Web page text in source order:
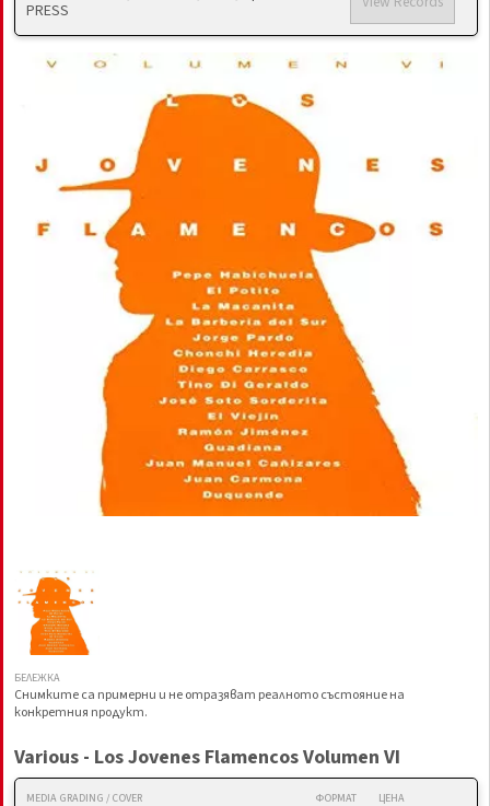
PRESS
БЕЛЕЖКА
Снимките са примерни и не отразяват реалното състояние на
конкретния продукт.
Various - Los Jovenes Flamencos Volumen VI
MEDIA GRADING / COVER ФОРМАТ ЦЕНА